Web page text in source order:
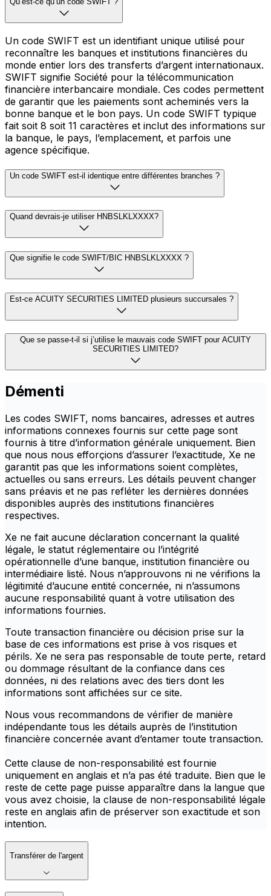
Un code SWIFT est un identifiant unique utilisé pour
reconnaître les banques et institutions financières du
monde entier lors des transferts d’argent internationaux.
SWIFT signifie Société pour la télécommunication
financière interbancaire mondiale. Ces codes permettent
de garantir que les paiements sont acheminés vers la
bonne banque et le bon pays. Un code SWIFT typique
fait soit 8 soit 11 caractères et inclut des informations sur
la banque, le pays, l’emplacement, et parfois une
agence spécifique.
Un code SWIFT est-il identique entre différentes branches ?
Quand devrais-je utiliser HNBSLKLXXXX?
Que signifie le code SWIFT/BIC HNBSLKLXXXX ?
Est-ce ACUITY SECURITIES LIMITED plusieurs succursales ?
Que se passe-t-il si j’utilise le mauvais code SWIFT pour ACUITY
SECURITIES LIMITED?
Démenti
Les codes SWIFT, noms bancaires, adresses et autres
informations connexes fournis sur cette page sont
fournis à titre d’information générale uniquement. Bien
que nous nous efforçions d’assurer l’exactitude, Xe ne
garantit pas que les informations soient complètes,
actuelles ou sans erreurs. Les détails peuvent changer
sans préavis et ne pas refléter les dernières données
disponibles auprès des institutions financières
respectives.
Xe ne fait aucune déclaration concernant la qualité
légale, le statut réglementaire ou l’intégrité
opérationnelle d’une banque, institution financière ou
intermédiaire listé. Nous n’approuvons ni ne vérifions la
légitimité d’aucune entité concernée, ni n’assumons
aucune responsabilité quant à votre utilisation des
informations fournies.
Toute transaction financière ou décision prise sur la
base de ces informations est prise à vos risques et
périls. Xe ne sera pas responsable de toute perte, retard
ou dommage résultant de la confiance dans ces
données, ni des relations avec des tiers dont les
informations sont affichées sur ce site.
Nous vous recommandons de vérifier de manière
indépendante tous les détails auprès de l’institution
financière concernée avant d’entamer toute transaction.
Cette clause de non-responsabilité est fournie
uniquement en anglais et n’a pas été traduite. Bien que le
reste de cette page puisse apparaître dans la langue que
vous avez choisie, la clause de non-responsabilité légale
reste en anglais afin de préserver son exactitude et son
intention.
Transférer de l'argent